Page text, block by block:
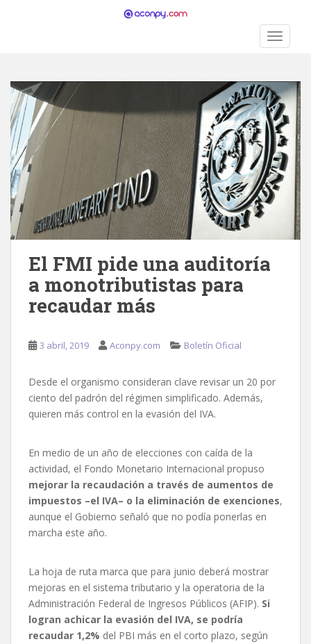
El FMI pide una auditoría
a monotributistas para
recaudar más
3 abril, 2019 Aconpy.com Boletín Oficial
Desde el organismo consideran clave revisar un 20 por
ciento del padrón del régimen simplificado. Además,
quieren más control en la evasión del IVA.
En medio de un año de elecciones con caída de la
actividad, el Fondo Monetario Internacional propuso
mejorar la recaudación a través de aumentos de
impuestos –el IVA– o la eliminación de exenciones,
aunque el Gobierno señaló que no podía ponerlas en
marcha este año.
La hoja de ruta marca que para junio deberá mostrar
mejoras en el sistema tributario y la operatoria de la
Administración Federal de Ingresos Públicos (AFIP). Si
logran achicar la evasión del IVA, se podría
recaudar 1,2% del PBI más en el corto plazo, según